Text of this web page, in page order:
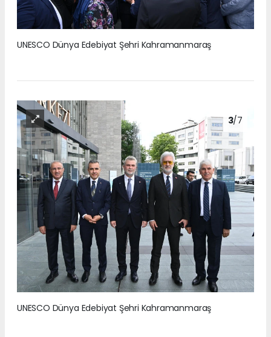
UNESCO Dünya Edebiyat Şehri Kahramanmaraş
3/7
UNESCO Dünya Edebiyat Şehri Kahramanmaraş